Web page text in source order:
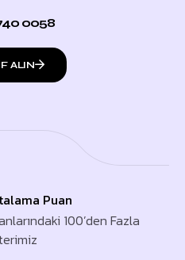
0058
ALIN
Puan
100’den Fazla